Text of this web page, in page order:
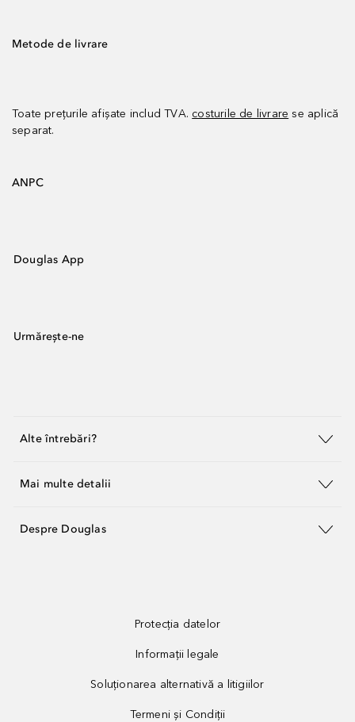
Metode de livrare
Toate prețurile afișate includ TVA. costurile de livrare se aplică
separat.
ANPC
Douglas App
Urmărește-ne
Alte întrebări?
Mai multe detalii
Despre Douglas
Protecția datelor
Informații legale
Soluționarea alternativă a litigiilor
Termeni și Condiții